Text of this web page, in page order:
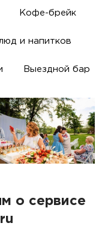
Кофе-брейк
и напитков
Выездной бар
о сервисе